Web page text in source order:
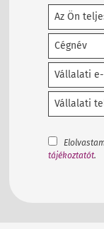
tájékoztatót.